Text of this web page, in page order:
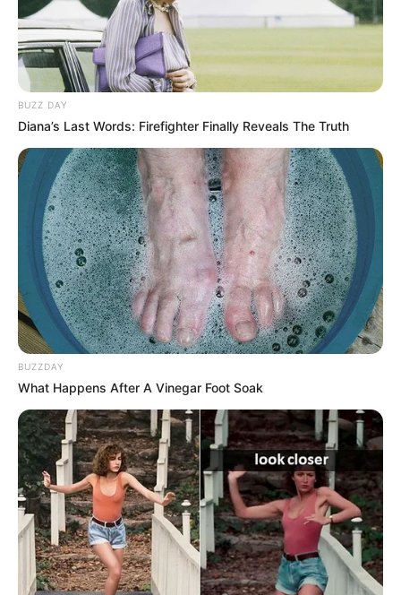
BUZZ DAY
Diana’s Last Words: Firefighter Finally Reveals The Truth
BUZZDAY
What Happens After A Vinegar Foot Soak